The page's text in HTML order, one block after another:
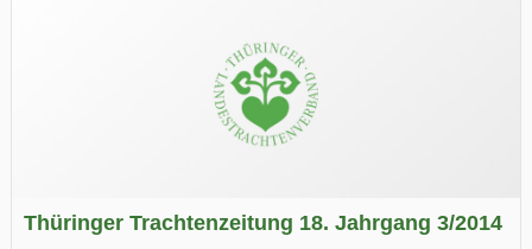
Thüringer Trachtenzeitung 18. Jahrgang 3/2014